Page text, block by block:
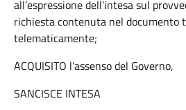
all’espressione dell’intesa sul
richiesta contenuta nel documento
telematicamente;
ACQUISITO l’assenso del Governo,
SANCISCE INTESA